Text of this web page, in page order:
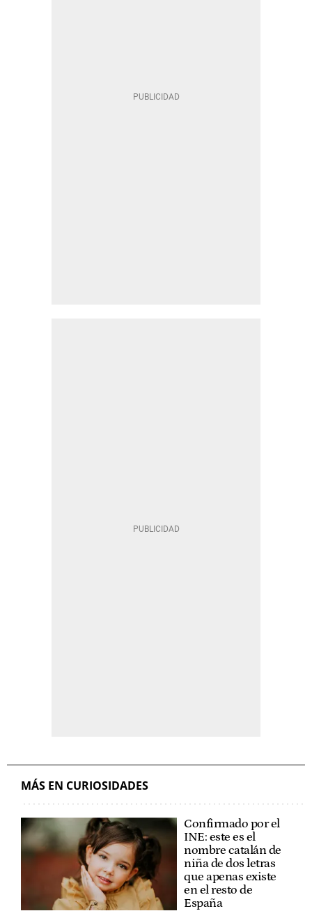
MÁS EN CURIOSIDADES
Confirmado por el
INE: este es el
nombre catalán de
niña de dos letras
que apenas existe
en el resto de
España